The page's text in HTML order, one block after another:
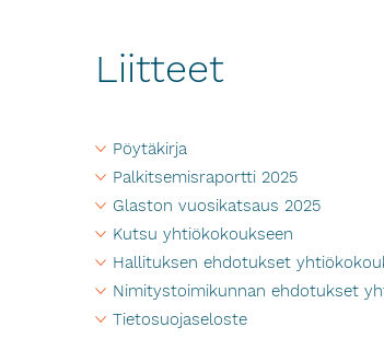
Liitteet
Pöytäkirja
Palkitsemisraportti 2025
Glaston vuosikatsaus 2025
Kutsu yhtiökokoukseen
Hallituksen ehdotukset
Nimitystoimikunnan ehdotukset
Tietosuojaseloste